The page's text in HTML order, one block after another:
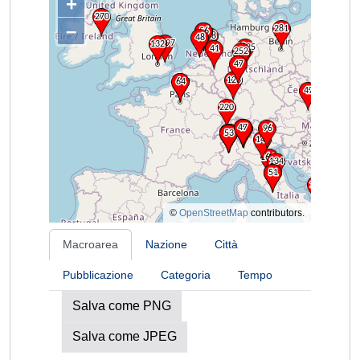
–
© OpenStreetMap contributors.
Macroarea Nazione Città
Pubblicazione Categoria Tempo
Salva come PNG
Salva come JPEG